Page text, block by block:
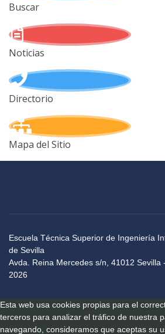
Buscar
Noticias
Directorio
Mapa del Sitio
Escuela Técnica Superior de Ingeniería
de Sevilla
Avda. Reina Mercedes s/n, 41012
2026
Esta web usa cookies propias para el
terceros para analizar el tráfico de nuestra
navegando, consideramos que aceptas su